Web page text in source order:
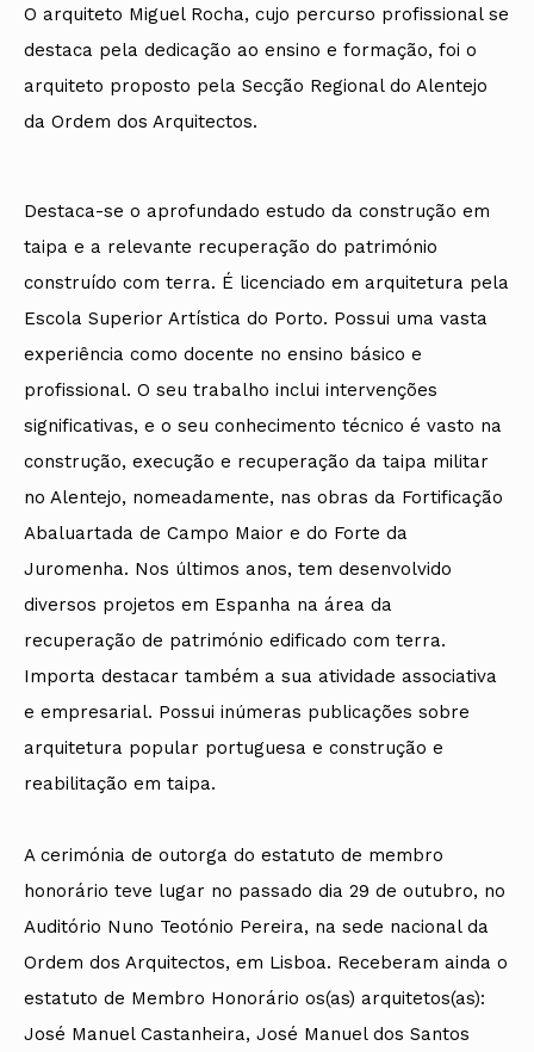
O arquiteto Miguel Rocha, cujo percurso profissional se
destaca pela dedicação ao ensino e formação, foi o
arquiteto proposto pela Secção Regional do Alentejo
da Ordem dos Arquitectos.
Destaca-se o aprofundado estudo da construção em
taipa e a relevante recuperação do património
construído com terra. É licenciado em arquitetura pela
Escola Superior Artística do Porto. Possui uma vasta
experiência como docente no ensino básico e
profissional. O seu trabalho inclui intervenções
significativas, e o seu conhecimento técnico é vasto na
construção, execução e recuperação da taipa militar
no Alentejo, nomeadamente, nas obras da Fortificação
Abaluartada de Campo Maior e do Forte da
Juromenha. Nos últimos anos, tem desenvolvido
diversos projetos em Espanha na área da
recuperação de património edificado com terra.
Importa destacar também a sua atividade associativa
e empresarial. Possui inúmeras publicações sobre
arquitetura popular portuguesa e construção e
reabilitação em taipa.
A cerimónia de outorga do estatuto de membro
honorário teve lugar no passado dia 29 de outubro, no
Auditório Nuno Teotónio Pereira, na sede nacional da
Ordem dos Arquitectos, em Lisboa. Receberam ainda o
estatuto de Membro Honorário os(as) arquitetos(as):
José Manuel Castanheira, José Manuel dos Santos